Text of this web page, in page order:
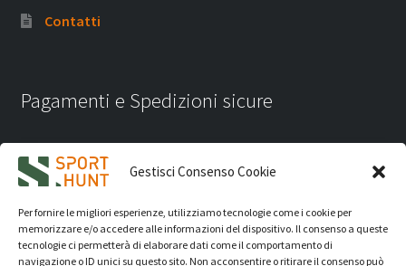
Gestisci Consenso Cookie
Per fornire le migliori esperienze, utilizziamo tecnologie come i cookie per
memorizzare e/o accedere alle informazioni del dispositivo. Il consenso a queste
tecnologie ci permetterà di elaborare dati come il comportamento di
navigazione o ID unici su questo sito. Non acconsentire o ritirare il consenso può
Contatti
Pagamenti e Spedizioni sicure